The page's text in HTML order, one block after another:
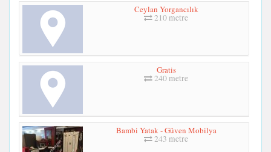
Ceylan Yorgancılık
210 metre
Gratis
240 metre
Bambi Yatak - Güven Mobilya
243 metre